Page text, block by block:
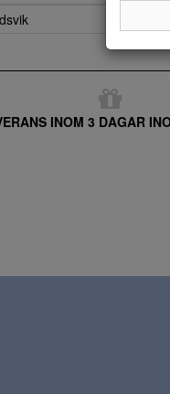
INOM 3 DAGAR